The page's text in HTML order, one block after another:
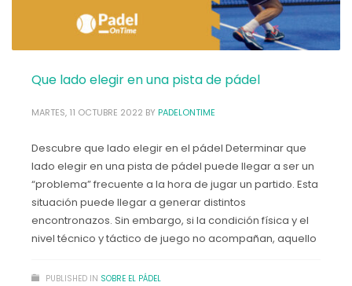
noviembre 2022
octubre 2022
septiembre 2022
julio 2022
mayo 2022
marzo 2022
febrero 2022
enero 2022
diciembre 2021
noviembre 2021
Categorías
Que lado elegir en una pista de pádel
MARTES, 11 OCTUBRE 2022 BY PADELONTIME
Descubre que lado elegir en el pádel Determinar que
lado elegir en una pista de pádel puede llegar a ser un
“problema” frecuente a la hora de jugar un partido. Esta
situación puede llegar a generar distintos
encontronazos. Sin embargo, si la condición física y el
nivel técnico y táctico de juego no acompañan, aquello
PUBLISHED IN SOBRE EL PÁDEL